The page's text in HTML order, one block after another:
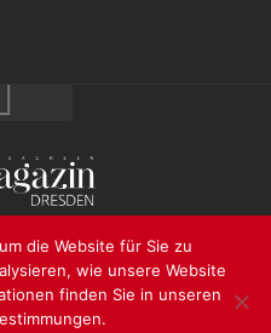
GmbH • Bautzner
01324 Dresden
die Website für Sie zu
wie unsere Website
finden Sie in unseren